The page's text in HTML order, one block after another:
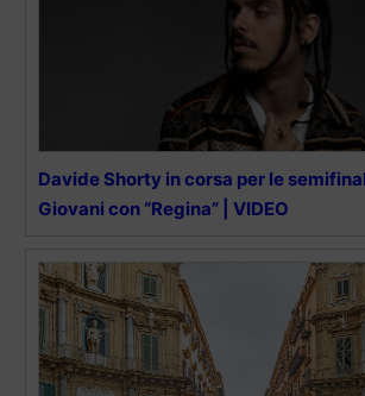
Davide Shorty in corsa per le
Giovani con “Regina” | VIDEO